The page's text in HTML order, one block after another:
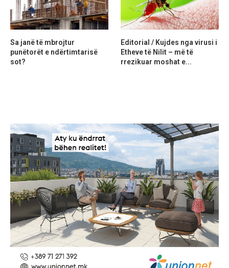
Sa janë të mbrojtur
punëtorët e ndërtimtarisë
sot?
Editorial / Kujdes nga virusi i
Etheve të Nilit – më të
rrezikuar moshat e...